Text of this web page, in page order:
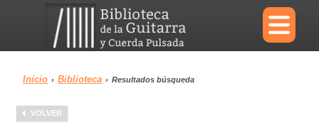
×
Menu
Inicio › Biblioteca › Resultados búsqueda
VOLVER